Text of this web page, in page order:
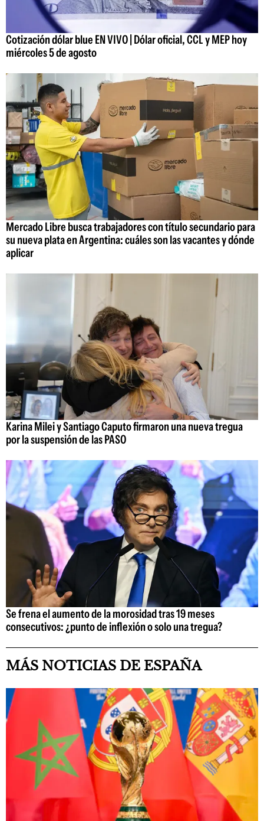
Cotización dólar blue EN VIVO | Dólar oficial, CCL y MEP hoy
miércoles 5 de agosto
Mercado Libre busca trabajadores con título secundario para
su nueva plata en Argentina: cuáles son las vacantes y dónde
aplicar
Karina Milei y Santiago Caputo firmaron una nueva tregua
por la suspensión de las PASO
Se frena el aumento de la morosidad tras 19 meses
consecutivos: ¿punto de inflexión o solo una tregua?
MÁS NOTICIAS DE ESPAÑA